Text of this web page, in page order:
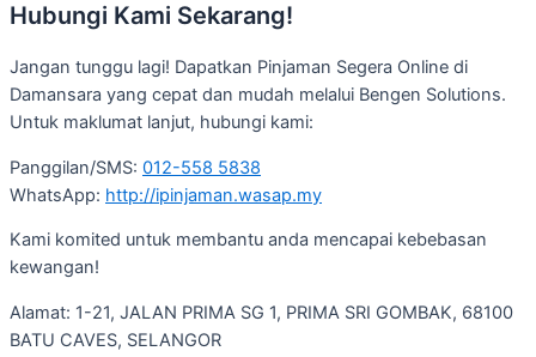
Hubungi Kami Sekarang!
Jangan tunggu lagi! Dapatkan Pinjaman Segera Online di
Damansara yang cepat dan mudah melalui Bengen Solutions.
Untuk maklumat lanjut, hubungi kami:
Panggilan/SMS: 012-558 5838
WhatsApp: http://ipinjaman.wasap.my
Kami komited untuk membantu anda mencapai kebebasan
kewangan!
Alamat: 1-21, JALAN PRIMA SG 1, PRIMA SRI GOMBAK, 68100
BATU CAVES, SELANGOR